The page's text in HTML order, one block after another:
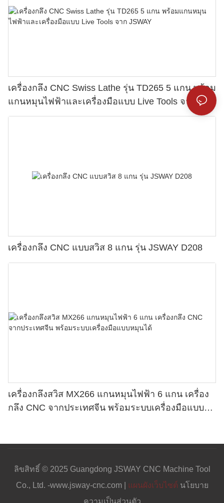
เครื่องกลึง CNC Swiss Lathe รุ่น TD265 5 แกน พร้อม
แกนหมุนไฟฟ้าและเครื่องมือแบบ Live Tools จาก
JSWAY
เครื่องกลึง CNC แบบสวิส 8 แกน รุ่น JSWAY D208
เครื่องกลึงสวิส MX266 แกนหมุนไฟฟ้า 6 แกน เครื่อง
กลึง CNC จากประเทศจีน พร้อมระบบเครื่องมือแบบ
ลิขสิทธิ์ © 2025 Guangdong JSWAY CNC Machine Tool
Co., Ltd. -www.jsway-cnc.com |
แผนผังเว็บไซต์ นโยบาย
ความเป็นส่วนตัว